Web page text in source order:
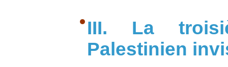
III. La
Palestinien